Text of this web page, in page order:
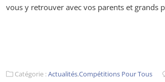
vous y retrouver avec vos parents et grands
Catégorie :Actualités,Compétitions Pour Tous